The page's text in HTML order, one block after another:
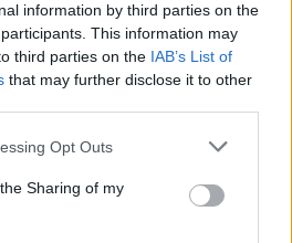
information by third parties on the
This information may
third parties on the IAB’s List of
that may further disclose it to other
Opt Outs
Sharing of my
hírarchívumához
előfizetéses
tartalmazza:
cikkarchívum